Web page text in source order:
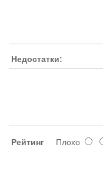
Недостатки:
Рейтинг Плохо